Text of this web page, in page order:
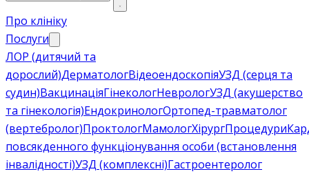
Про клініку
Послуги
ЛОР (дитячий та
дорослий)ДерматологВідеоендоскопіяУЗД (серця та
судин)ВакцинаціяГінекологНеврологУЗД (акушерство
та гінекологія)ЕндокринологОртопед-травматолог
(вертебролог)ПроктологМамологХірургПроцедури
повсякденного функціонування особи (встановлення
інвалідності)УЗД (комплексні)Гастроентеролог